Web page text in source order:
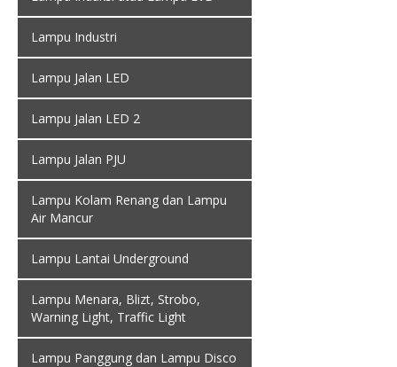
Lampu Industri
Lampu Jalan LED
Lampu Jalan LED 2
Lampu Jalan PJU
Lampu Kolam Renang dan Lampu
Air Mancur
Lampu Lantai Underground
Lampu Menara, Blizt, Strobo,
Warning Light, Traffic Light
Lampu Panggung dan Lampu Disco